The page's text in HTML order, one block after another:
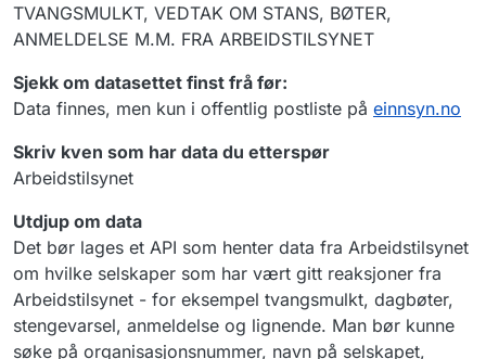
TVANGSMULKT, VEDTAK OM STANS, BØTER,
ANMELDELSE M.M. FRA ARBEIDSTILSYNET
Sjekk om datasettet finst frå før:
Data finnes, men kun i offentlig postliste på einnsyn.no
Skriv kven som har data du etterspør
Arbeidstilsynet
Utdjup om data
Det bør lages et API som henter data fra Arbeidstilsynet
om hvilke selskaper som har vært gitt reaksjoner fra
Arbeidstilsynet - for eksempel tvangsmulkt, dagbøter,
stengevarsel, anmeldelse og lignende. Man bør kunne
søke på organisasjonsnummer, navn på selskapet,